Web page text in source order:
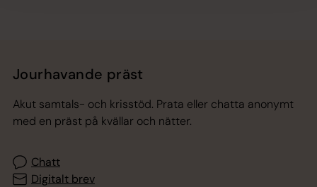
Jourhavande präst
Akut samtals- och krisstöd. Prata eller chatta anonymt
med en präst på kvällar och nätter.
Chatt
Digitalt brev